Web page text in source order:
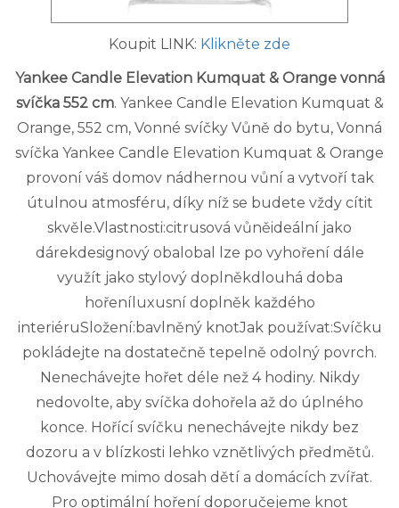
Koupit LINK: Klikněte zde
Yankee Candle Elevation Kumquat & Orange vonná
svíčka 552 cm. Yankee Candle Elevation Kumquat &
Orange, 552 cm, Vonné svíčky Vůně do bytu, Vonná
svíčka Yankee Candle Elevation Kumquat & Orange
provoní váš domov nádhernou vůní a vytvoří tak
útulnou atmosféru, díky níž se budete vždy cítit
skvěle.Vlastnosti:citrusová vůněideální jako
dárekdesignový obalobal lze po vyhoření dále
využít jako stylový doplněkdlouhá doba
hořeníluxusní doplněk každého
interiéruSložení:bavlněný knotJak používat:Svíčku
pokládejte na dostatečně tepelně odolný povrch.
Nenechávejte hořet déle než 4 hodiny. Nikdy
nedovolte, aby svíčka dohořela až do úplného
konce. Hořící svíčku nenechávejte nikdy bez
dozoru a v blízkosti lehko vznětlivých předmětů.
Uchovávejte mimo dosah dětí a domácích zvířat.
Pro optimální hoření doporučejeme knot